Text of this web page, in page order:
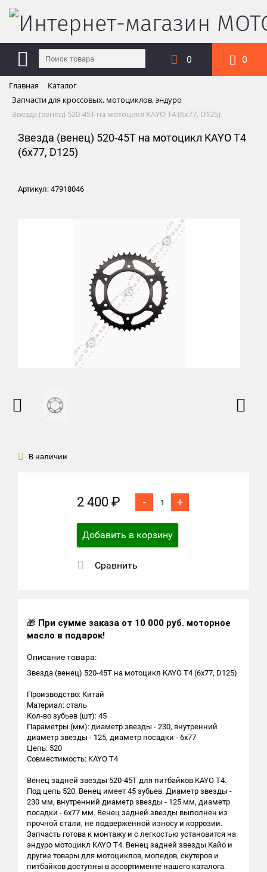
0 0
Главная
Каталог
Запчасти для кроссовых, мотоциклов, эндуро
Звезда (венец) 520-45T на мотоцикл KAYO T4 (6x77, D125)
Звезда (венец) 520-45T на мотоцикл KAYO T4
(6x77, D125)
Артикул: 47918046
В наличии
2 400 ₽ - +
Добавить в корзину
Сравнить
🎁 При сумме заказа от 10 000 руб. моторное
масло в подарок!
Описание товара:
Звезда (венец) 520-45T на мотоцикл KAYO T4 (6x77, D125)
Производство: Китай
Материал: сталь
Кол-во зубьев (шт): 45
Параметры (мм): диаметр звезды - 230, внутренний
диаметр звезды - 125, диаметр посадки - 6х77
Цепь: 520
Совместимость: KAYO T4
Венец задней звезды 520-45T для питбайков KAYO T4.
Под цепь 520. Венец имеет 45 зубьев. Диаметр звезды -
230 мм, внутренний диаметр звезды - 125 мм, диаметр
посадки - 6х77 мм. Венец задней звезды выполнен из
прочной стали, не подверженной износу и коррозии.
Запчасть готова к монтажу и с легкостью установится на
эндуро мотоцикл KAYO T4. Венец задней звезды Кайо и
другие товары для мотоциклов, мопедов, скутеров и
питбайков доступны в ассортименте нашего каталога.